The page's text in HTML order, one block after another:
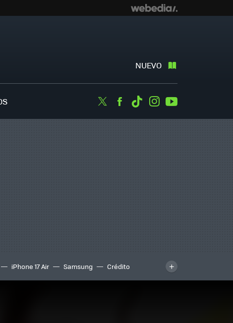
NUEVO
TwitterFacebook
TiktokInstagram
iPhone 17 Air Samsung
Crédito